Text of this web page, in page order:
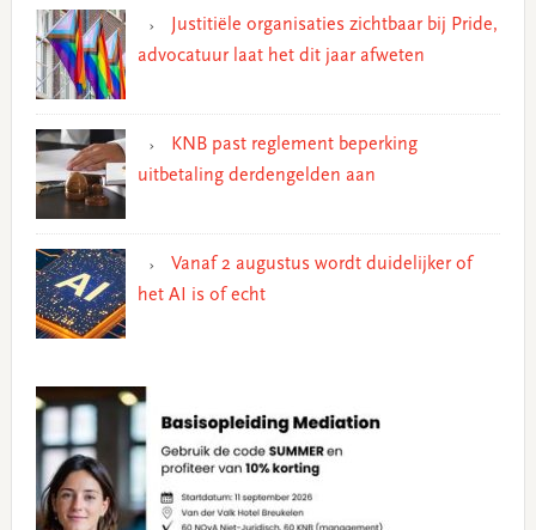
Justitiële organisaties zichtbaar bij Pride,
advocatuur laat het dit jaar afweten
KNB past reglement beperking
uitbetaling derdengelden aan
Vanaf 2 augustus wordt duidelijker of
het AI is of echt